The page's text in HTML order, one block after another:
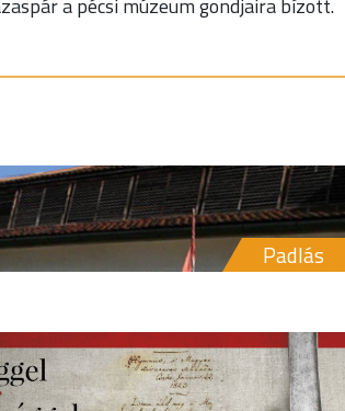
a pécsi múzeum gondjaira bízott.
Padlás